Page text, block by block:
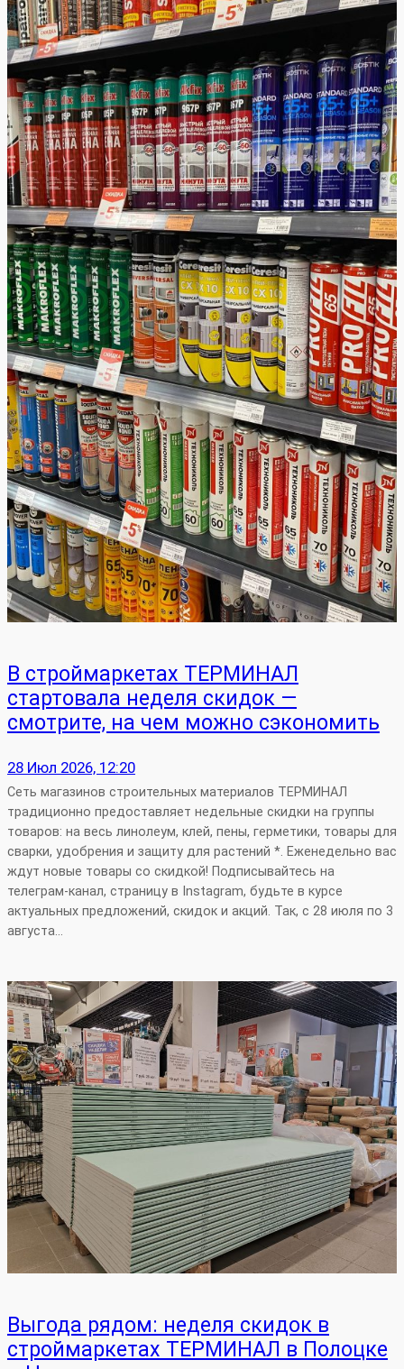
В строймаркетах ТЕРМИНАЛ
стартовала неделя скидок —
смотрите, на чем можно сэкономить
28 Июл 2026, 12:20
Сеть магазинов строительных материалов ТЕРМИНАЛ
традиционно предоставляет недельные скидки на группы
товаров: на весь линолеум, клей, пены, герметики, товары для
сварки, удобрения и защиту для растений *. Еженедельно вас
ждут новые товары со скидкой! Подписывайтесь на
телеграм-канал, страницу в Instagram, будьте в курсе
актуальных предложений, скидок и акций. Так, с 28 июля по 3
августа…
Выгода рядом: неделя скидок в
строймаркетах ТЕРМИНАЛ в Полоцке